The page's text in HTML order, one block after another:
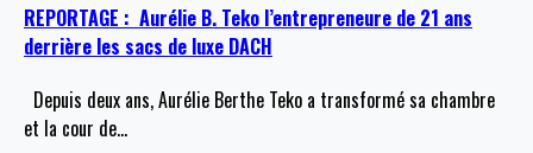
REPORTAGE : Aurélie B. Teko l’entrepreneure de 21 ans
derrière les sacs de luxe DACH
Depuis deux ans, Aurélie Berthe Teko a transformé sa chambre
et la cour de…